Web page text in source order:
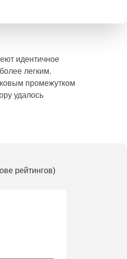
идентичное
легким.
промежутком
удалось
рейтингов)